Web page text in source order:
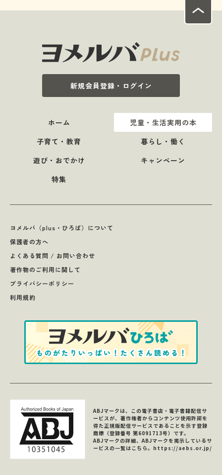
新規会員登録・ログイン
ホーム
児童・生活実用の本
子育て・教育
暮らし・働く
遊び・おでかけ
キャンペーン
特集
ヨメルバ（plus・ひろば）について
保護者の方へ
よくある質問 / お問い合わせ
著作物のご利用に関して
プライバシーポリシー
利用規約
ABJマークは、この電子書店・電子書籍配信サ
ービスが、著作権者からコンテンツ使用許諾を
得た正規版配信サービスであることを示す登録
商標（登録番号 第6091713号）です。
ABJマークの詳細、ABJマークを掲示しているサ
ービスの一覧はこちら。 https://aebs.or.jp/